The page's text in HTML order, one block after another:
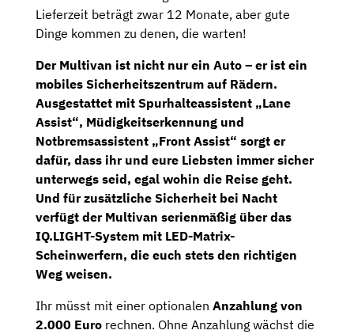
Lieferzeit beträgt zwar 12 Monate, aber gute
Dinge kommen zu denen, die warten!
Der Multivan ist nicht nur ein Auto – er ist ein
mobiles Sicherheitszentrum auf Rädern.
Ausgestattet mit Spurhalteassistent „Lane
Assist“, Müdigkeitserkennung und
Notbremsassistent „Front Assist“ sorgt er
dafür, dass ihr und eure Liebsten immer sicher
unterwegs seid, egal wohin die Reise geht.
Und für zusätzliche Sicherheit bei Nacht
verfügt der Multivan serienmäßig über das
IQ.LIGHT-System mit LED-Matrix-
Scheinwerfern, die euch stets den richtigen
Weg weisen.
Ihr müsst mit einer optionalen Anzahlung von
2.000 Euro rechnen. Ohne Anzahlung wächst die